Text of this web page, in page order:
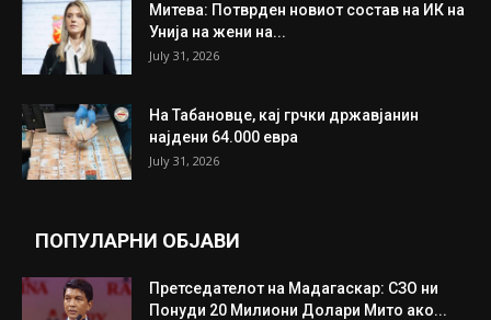
Митева: Потврден новиот состав на ИК на
Унија на жени на...
July 31, 2026
На Табановце, кај грчки државјанин
најдени 64.000 евра
July 31, 2026
ПОПУЛАРНИ ОБЈАВИ
Претседателот на Мадагаскар: СЗО ни
Понуди 20 Милиони Долари Мито ако...